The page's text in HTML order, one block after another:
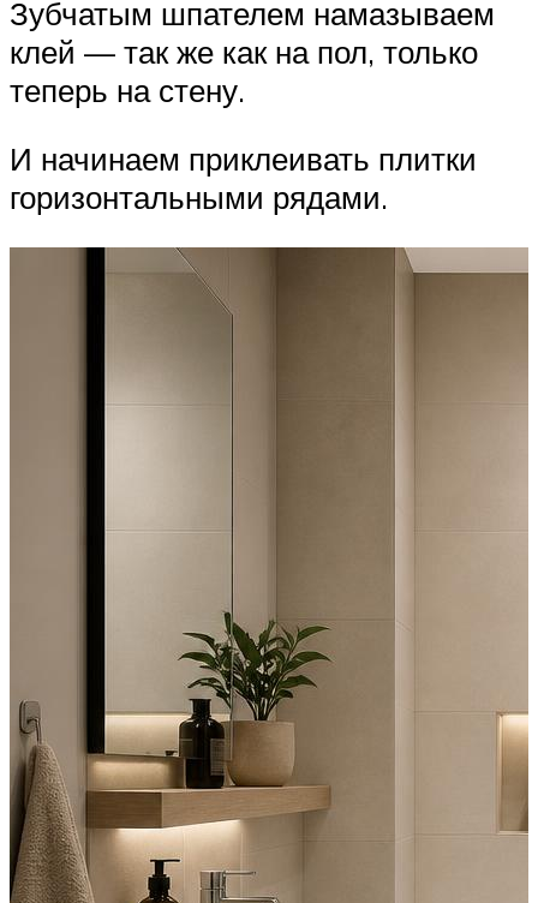
Зубчатым шпателем намазываем
клей — так же как на пол, только
теперь на стену.
И начинаем приклеивать плитки
горизонтальными рядами.